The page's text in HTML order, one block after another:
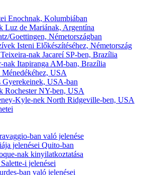
Enochnak, Kolumbiában
Luz de Mariának, Argentína
Goettingen, Németországban
Isteni Előkészítéséhez, Németország
nak Jacareí SP-ben, Brazília
nak Itapiranga AM-ban, Brazília
Ménedékéhez, USA
Gyerekeinek, USA-ban
Rochester NY-ben, USA
Kyle-nek North Ridgeville-ben, USA
ban való jelenése
jelenései Quito-ban
nak kinyilatkoztatása
i jelenései
ban való jelenései